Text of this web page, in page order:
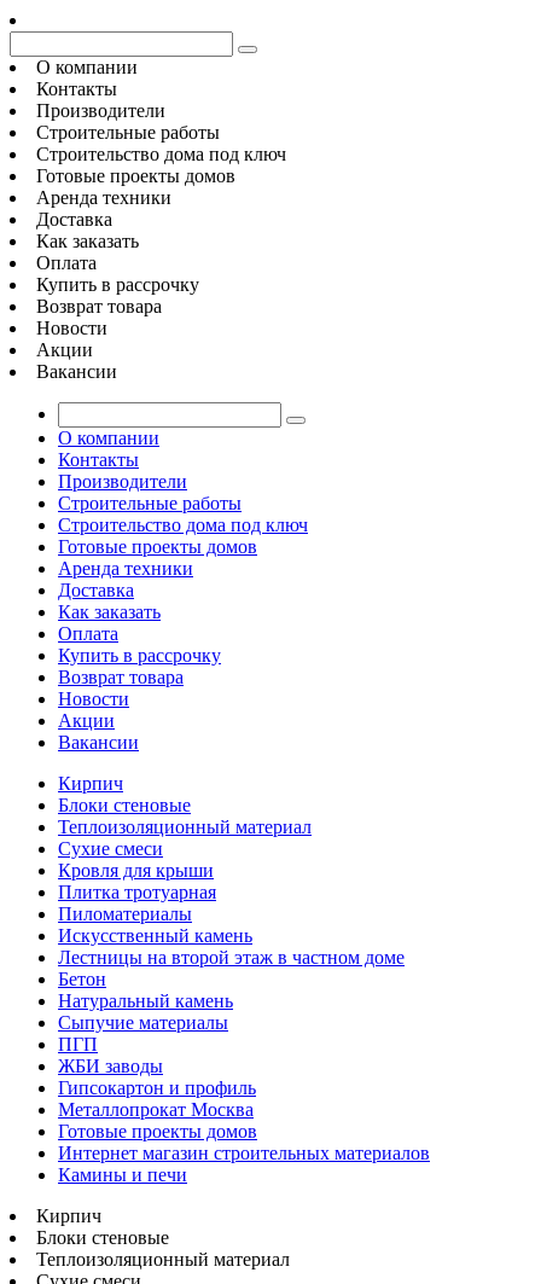
О компании
Контакты
Производители
Строительные работы
Строительство дома под ключ
Готовые проекты домов
Аренда техники
Доставка
Как заказать
Оплата
Купить в рассрочку
Возврат товара
Новости
Акции
Вакансии
О компании
Контакты
Производители
Строительные работы
Строительство дома под ключ
Готовые проекты домов
Аренда техники
Доставка
Как заказать
Оплата
Купить в рассрочку
Возврат товара
Новости
Акции
Вакансии
Кирпич
Блоки стеновые
Теплоизоляционный материал
Сухие смеси
Кровля для крыши
Плитка тротуарная
Пиломатериалы
Искусственный камень
Лестницы на второй этаж в частном доме
Бетон
Натуральный камень
Сыпучие материалы
ПГП
ЖБИ заводы
Гипсокартон и профиль
Металлопрокат Москва
Готовые проекты домов
Интернет магазин строительных материалов
Камины и печи
Кирпич
Блоки стеновые
Теплоизоляционный материал